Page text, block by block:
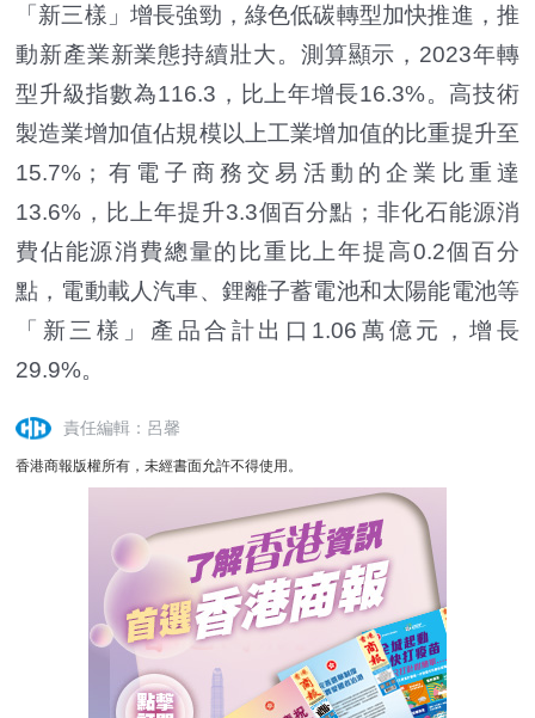
「新三樣」增長強勁，綠色低碳轉型加快推進，推
動新產業新業態持續壯大。測算顯示，2023年轉
型升級指數為116.3，比上年增長16.3%。高技術
製造業增加值佔規模以上工業增加值的比重提升至
15.7%；有電子商務交易活動的企業比重達
13.6%，比上年提升3.3個百分點；非化石能源消
費佔能源消費總量的比重比上年提高0.2個百分
點，電動載人汽車、鋰離子蓄電池和太陽能電池等
「新三樣」產品合計出口1.06萬億元，增長
29.9%。
責任編輯：呂馨
香港商報版權所有，未經書面允許不得使用。